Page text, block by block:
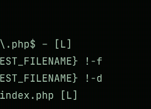
– [L]
!-f
!-d
[L]